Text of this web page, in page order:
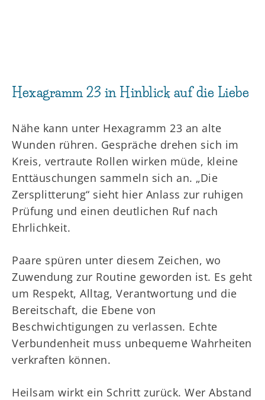
Hexagramm 23 in Hinblick auf die Liebe
Nähe kann unter Hexagramm 23 an alte
Wunden rühren. Gespräche drehen sich im
Kreis, vertraute Rollen wirken müde, kleine
Enttäuschungen sammeln sich an. „Die
Zersplitterung“ sieht hier Anlass zur ruhigen
Prüfung und einen deutlichen Ruf nach
Ehrlichkeit.
Paare spüren unter diesem Zeichen, wo
Zuwendung zur Routine geworden ist. Es geht
um Respekt, Alltag, Verantwortung und die
Bereitschaft, die Ebene von
Beschwichtigungen zu verlassen. Echte
Verbundenheit muss unbequeme Wahrheiten
verkraften können.
Heilsam wirkt ein Schritt zurück. Wer Abstand